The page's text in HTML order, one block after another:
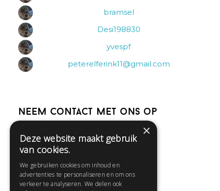
bramsel
Desi198830
yvespf
peterelferink11@gmail.com
Neem contact met ons op
Help
Contact
Huisregels
×
Deze website maakt gebruik
van cookies.
We gebruiken cookies om inhoud en
advertenties te personaliseren en om ons
verkeer te analyseren. We delen ook